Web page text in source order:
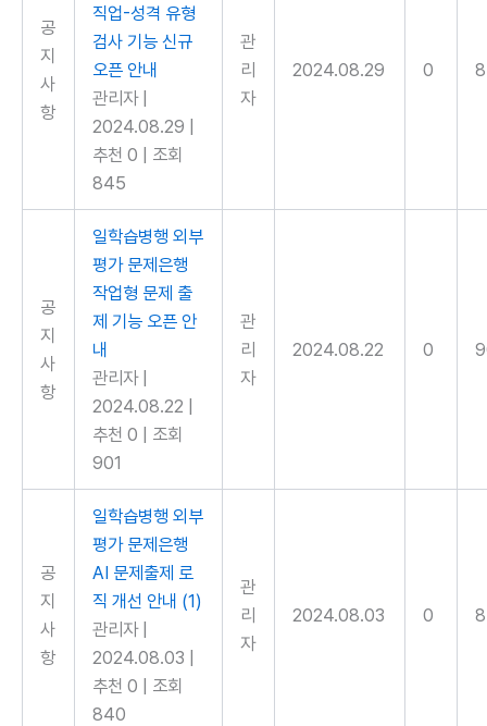
공
지
사
항
직업-성격 유형
검사 기능 신규
오픈 안내
관리자 |
2024.08.29 |
추천 0 | 조회
845
관
리
자
2024.08.29 0
공
지
사
항
일학습병행 외부
평가 문제은행
작업형 문제 출
제 기능 오픈 안
내
관리자 |
2024.08.22 |
추천 0 | 조회
901
관
리
자
2024.08.22 0
공
지
사
항
일학습병행 외부
평가 문제은행
AI 문제출제 로
직 개선 안내 (1)
관리자 |
2024.08.03 |
추천 0 | 조회
840
관
리
자
2024.08.03 0